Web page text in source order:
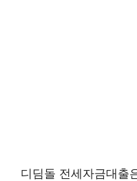
디딤돌 전세자금대출